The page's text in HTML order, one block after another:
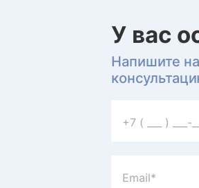
У вас
Напишите